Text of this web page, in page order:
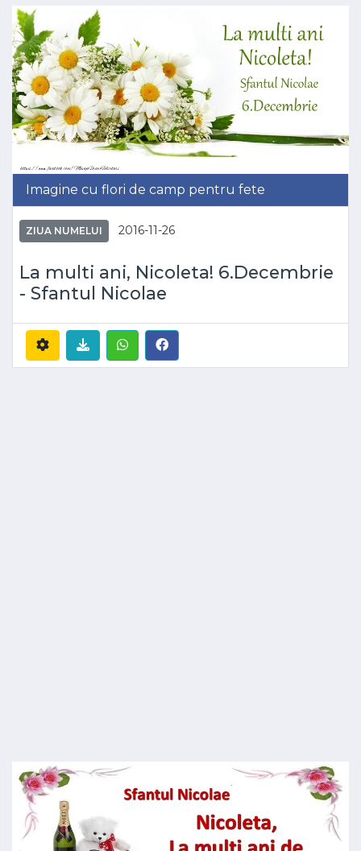
Imagine cu flori de camp pentru fete
ZIUA NUMELUI 2016-11-26
La multi ani, Nicoleta! 6.Decembrie
- Sfantul Nicolae